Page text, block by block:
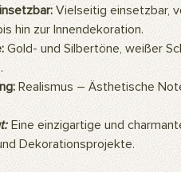
Vielseitig einsetzbar,
hin zur Innendekoration.
Gold- und Silbertöne, weißer
Realismus – Ästhetische
Eine einzigartige und
Dekorationsprojekte.